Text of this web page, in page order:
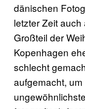
dänischen
letzter Zeit
Großteil der
Kopenhagen
schlecht
aufgemacht,